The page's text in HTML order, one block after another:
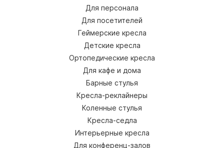
Для персонала
Для посетителей
Геймерские кресла
Детские кресла
Ортопедические кресла
Для кафе и дома
Барные стулья
Кресла-реклайнеры
Коленные стулья
Кресла-седла
Интерьерные кресла
Для конференц-залов